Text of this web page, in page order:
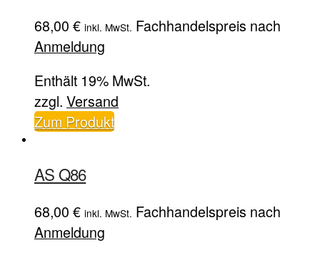
68,00 € inkl. MwSt. Fachhandelspreis nach
Anmeldung
Enthält 19% MwSt.
zzgl. Versand
Zum Produkt
AS Q86
68,00 € inkl. MwSt. Fachhandelspreis nach
Anmeldung